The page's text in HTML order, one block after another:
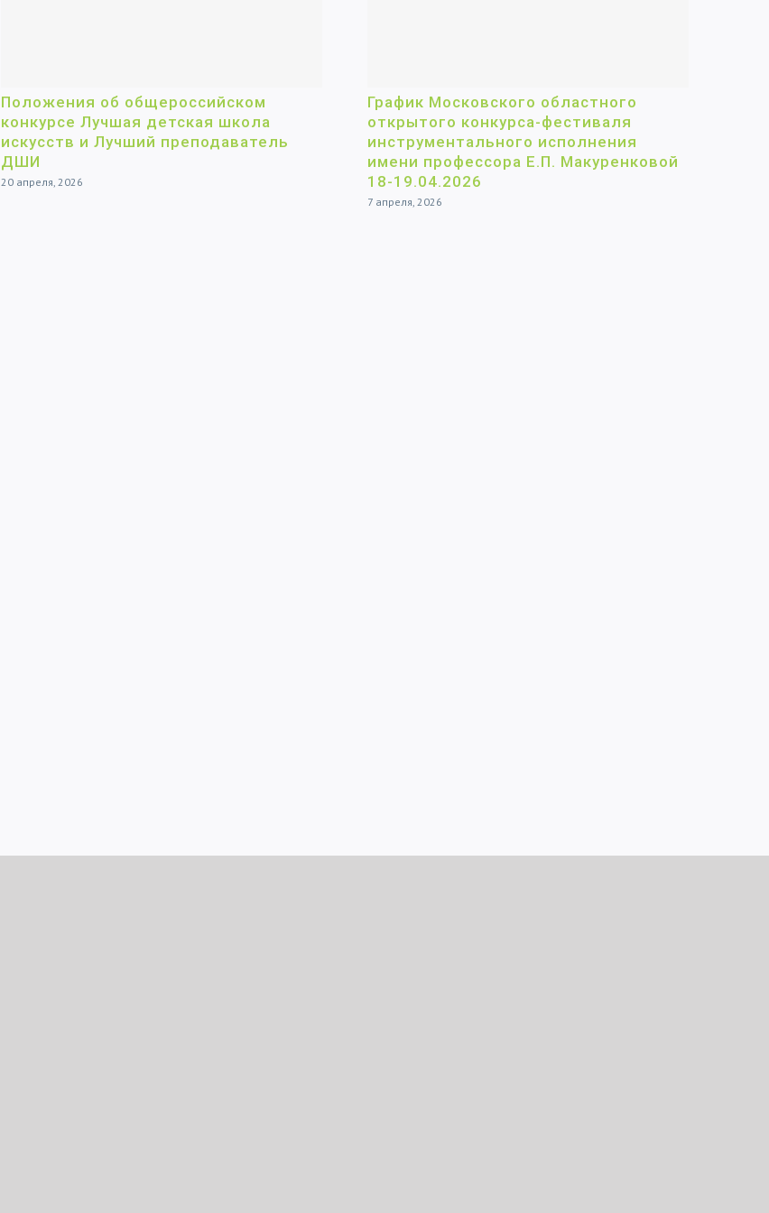
Положения об общероссийском
конкурсе Лучшая детская школа
искусств и Лучший преподаватель
ДШИ
20 апреля, 2026
График Московского областного
открытого конкурса-фестиваля
инструментального исполнения
имени профессора Е.П. Макуренковой
18-19.04.2026
7 апреля, 2026